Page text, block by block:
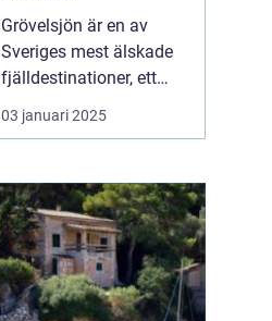
Grövelsjön är en av
Sveriges mest älskade
fjälldestinationer, ett
område som lockar
besökare året runt tack
skönhet och sitt breda
utbud av
friluftsaktiviteter. Med
sin rogivande och s...
03 januari 2025